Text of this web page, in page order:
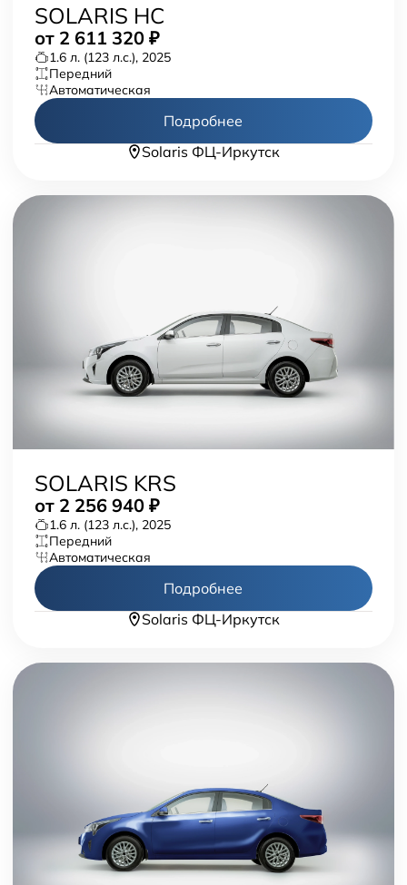
SOLARIS HC
от 2 611 320 ₽
1.6 л. (123 л.с.), 2025
передний
автоматическая
Подробнее
Solaris ФЦ-Иркутск
SOLARIS KRS
от 2 256 940 ₽
1.6 л. (123 л.с.), 2025
передний
автоматическая
Подробнее
Solaris ФЦ-Иркутск